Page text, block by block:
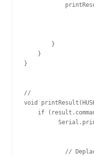
        }
    }
}
//
void
if
//